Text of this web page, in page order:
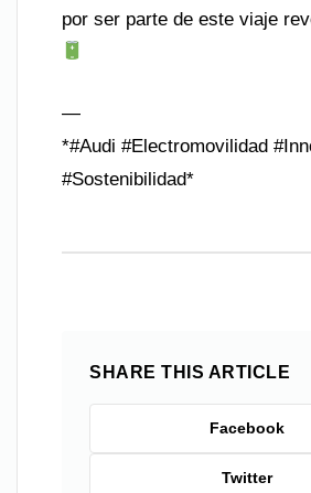
por ser parte de este viaje
—
*#Audi #Electromovilidad
#Sostenibilidad*
SHARE THIS ARTICLE
Facebook
Twitter